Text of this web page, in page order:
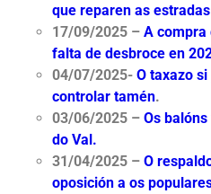
que reparen as
17/09/2025 – A compra
falta de desbroce en
04/07/2025- O taxazo
controlar tamén.
03/06/2025 – Os
do Val.
31/04/2025 – O
oposición a os